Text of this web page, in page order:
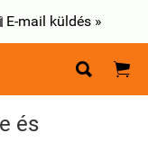
E-mail küldés »
 
és